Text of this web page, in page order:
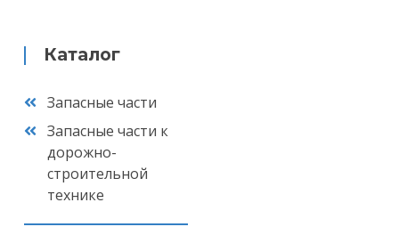
Каталог
Запасные части
Запасные части к
дорожно-
строительной
технике